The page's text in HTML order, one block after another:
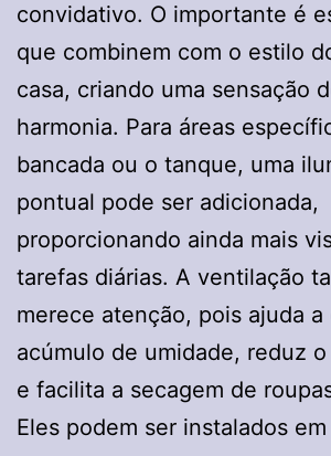
convidativo. O importante é
que combinem com o estilo
casa, criando uma sensação
harmonia. Para áreas
bancada ou o tanque, uma
pontual pode ser adicionada,
proporcionando ainda mais
tarefas diárias. A ventilação
merece atenção, pois ajuda a
acúmulo de umidade, reduz
e facilita a secagem de
Eles podem ser instalados